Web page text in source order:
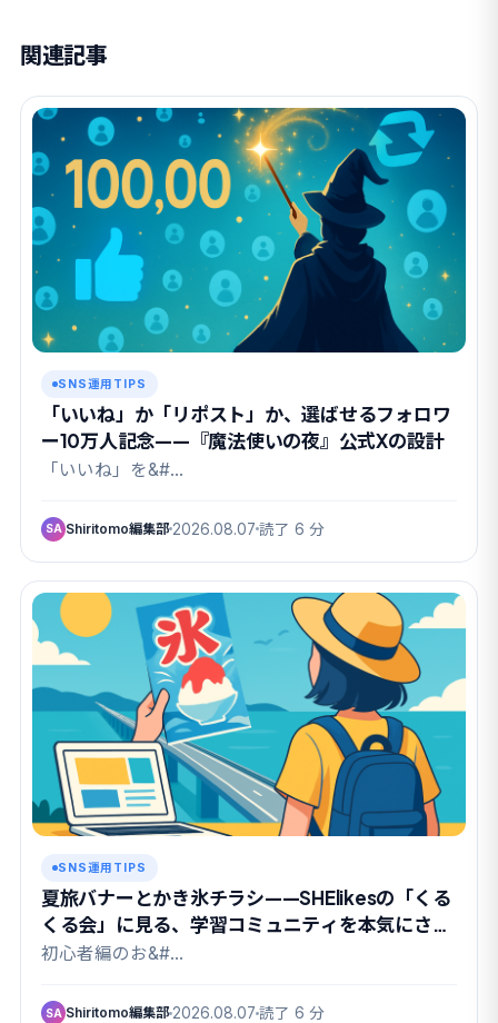
関連記事
SNS運用TIPS
「いいね」か「リポスト」か、選ばせるフォロワ
ー10万人記念——『魔法使いの夜』公式Xの設計
「いいね」を&#…
SA Shiritomo編集部 2026.08.07 読了 6 分
SNS運用TIPS
夏旅バナーとかき氷チラシ——SHElikesの「くる
くる会」に見る、学習コミュニティを本気にさせ
る課題設計
初心者編のお&#…
SA Shiritomo編集部 2026.08.07 読了 6 分